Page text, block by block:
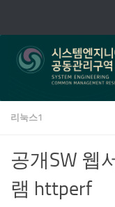
리눅스1
공개SW 웹
램 httperf